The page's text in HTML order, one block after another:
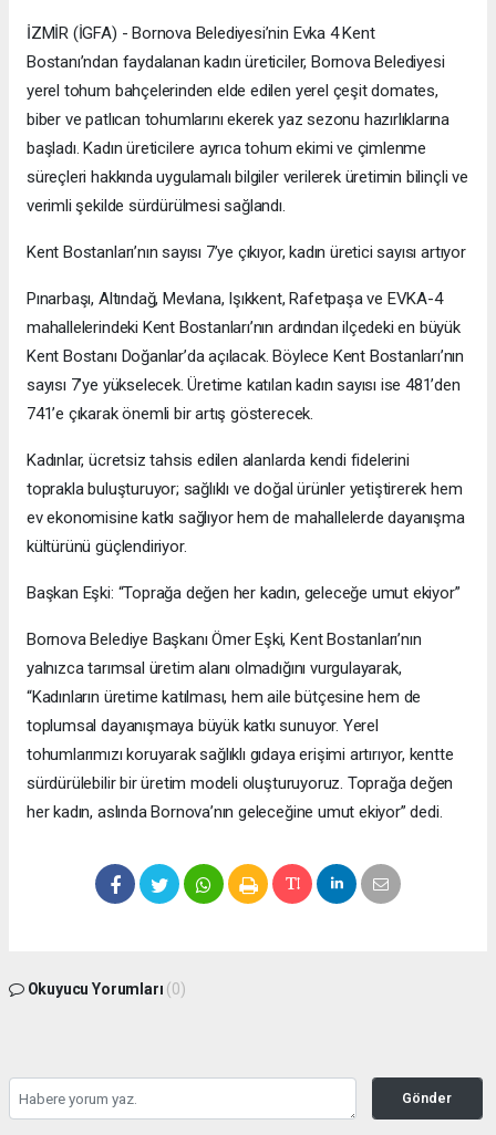
İZMİR (İGFA) - Bornova Belediyesi’nin Evka 4 Kent
Bostanı’ndan faydalanan kadın üreticiler, Bornova Belediyesi
yerel tohum bahçelerinden elde edilen yerel çeşit domates,
biber ve patlıcan tohumlarını ekerek yaz sezonu hazırlıklarına
başladı. Kadın üreticilere ayrıca tohum ekimi ve çimlenme
süreçleri hakkında uygulamalı bilgiler verilerek üretimin bilinçli ve
verimli şekilde sürdürülmesi sağlandı.
Kent Bostanları’nın sayısı 7’ye çıkıyor, kadın üretici sayısı artıyor
Pınarbaşı, Altındağ, Mevlana, Işıkkent, Rafetpaşa ve EVKA-4
mahallelerindeki Kent Bostanları’nın ardından ilçedeki en büyük
Kent Bostanı Doğanlar’da açılacak. Böylece Kent Bostanları’nın
sayısı 7’ye yükselecek. Üretime katılan kadın sayısı ise 481’den
741’e çıkarak önemli bir artış gösterecek.
Kadınlar, ücretsiz tahsis edilen alanlarda kendi fidelerini
toprakla buluşturuyor; sağlıklı ve doğal ürünler yetiştirerek hem
ev ekonomisine katkı sağlıyor hem de mahallelerde dayanışma
kültürünü güçlendiriyor.
Başkan Eşki: “Toprağa değen her kadın, geleceğe umut ekiyor”
Bornova Belediye Başkanı Ömer Eşki, Kent Bostanları’nın
yalnızca tarımsal üretim alanı olmadığını vurgulayarak,
“Kadınların üretime katılması, hem aile bütçesine hem de
toplumsal dayanışmaya büyük katkı sunuyor. Yerel
tohumlarımızı koruyarak sağlıklı gıdaya erişimi artırıyor, kentte
sürdürülebilir bir üretim modeli oluşturuyoruz. Toprağa değen
her kadın, aslında Bornova’nın geleceğine umut ekiyor” dedi.
Okuyucu Yorumları (0)
Gönder